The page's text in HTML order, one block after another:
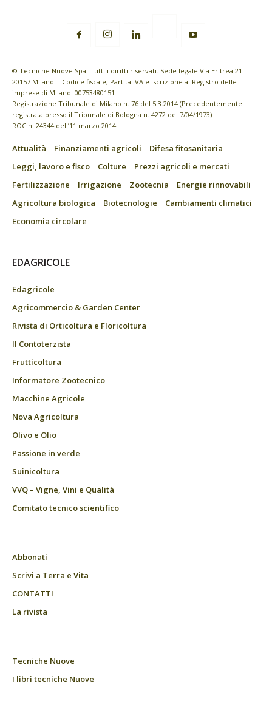
© Tecniche Nuove Spa. Tutti i diritti riservati. Sede legale Via Eritrea 21 -
20157 Milano | Codice fiscale, Partita IVA e Iscrizione al Registro delle
imprese di Milano: 00753480151
Registrazione Tribunale di Milano n. 76 del 5.3.2014 (Precedentemente
registrata presso il Tribunale di Bologna n. 4272 del 7/04/1973)
ROC n. 24344 dell’11 marzo 2014
Attualità Finanziamenti agricoli
Difesa fitosanitaria
Leggi, lavoro e fisco
Colture
Prezzi agricoli e mercati
Fertilizzazione
Irrigazione Zootecnia
Energie rinnovabili
Agricoltura biologica
Biotecnologie
Cambiamenti climatici
Economia circolare
EDAGRICOLE
Edagricole
Agricommercio & Garden Center
Rivista di Orticoltura e Floricoltura
Il Contoterzista
Frutticoltura
Informatore Zootecnico
Macchine Agricole
Nova Agricoltura
Olivo e Olio
Passione in verde
Suinicoltura
VVQ – Vigne, Vini e Qualità
Comitato tecnico scientifico
Abbonati
Scrivi a Terra e Vita
CONTATTI
La rivista
Tecniche Nuove
I libri tecniche Nuove